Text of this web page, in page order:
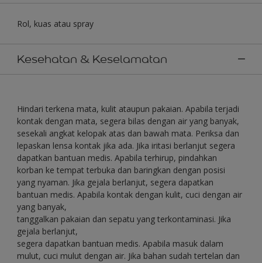
Rol, kuas atau spray
Kesehatan & Keselamatan
Hindari terkena mata, kulit ataupun pakaian. Apabila terjadi
kontak dengan mata, segera bilas dengan air yang banyak,
sesekali angkat kelopak atas dan bawah mata. Periksa dan
lepaskan lensa kontak jika ada. Jika iritasi berlanjut segera
dapatkan bantuan medis. Apabila terhirup, pindahkan
korban ke tempat terbuka dan baringkan dengan posisi
yang nyaman. Jika gejala berlanjut, segera dapatkan
bantuan medis. Apabila kontak dengan kulit, cuci dengan air
yang banyak,
tanggalkan pakaian dan sepatu yang terkontaminasi. Jika
gejala berlanjut,
segera dapatkan bantuan medis. Apabila masuk dalam
mulut, cuci mulut dengan air. Jika bahan sudah tertelan dan